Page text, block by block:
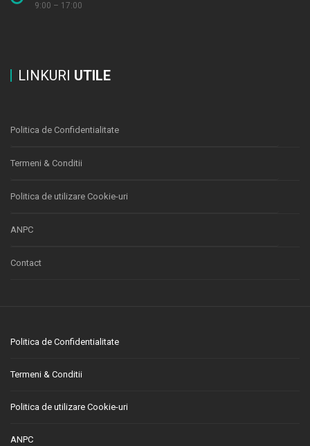
9:00 – 17:00
LINKURI UTILE
Politica de Confidentialitate
Termeni & Conditii
Politica de utilizare Cookie-uri
ANPC
Contact
Politica de Confidentialitate
Termeni & Conditii
Politica de utilizare Cookie-uri
ANPC